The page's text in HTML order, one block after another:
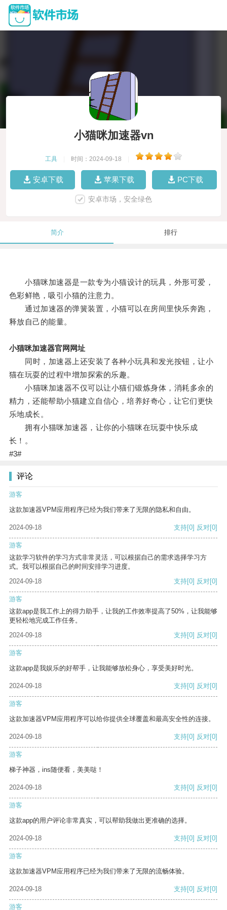
小猫咪加速器vn
工具 时间：2024-09-18
安卓下载 苹果下载 PC下载
安卓市场，安全绿色
简介 排行
小猫咪加速器是一款专为小猫设计的玩具，外形可爱，
色彩鲜艳，吸引小猫的注意力。
通过加速器的弹簧装置，小猫可以在房间里快乐奔跑，
释放自己的能量。
小猫咪加速器官网网址
同时，加速器上还安装了各种小玩具和发光按钮，让小
猫在玩耍的过程中增加探索的乐趣。
小猫咪加速器不仅可以让小猫们锻炼身体，消耗多余的
精力，还能帮助小猫建立自信心，培养好奇心，让它们更快
乐地成长。
拥有小猫咪加速器，让你的小猫咪在玩耍中快乐成
长！。
#3#
评论
游客
这款加速器VPM应用程序已经为我们带来了无限的隐私和自由。
2024-09-18 支持[0] 反对[0]
游客
这款学习软件的学习方式非常灵活，可以根据自己的需求选择学习方
式。我可以根据自己的时间安排学习进度。
2024-09-18
支持[0] 反对[0]
游客
这款app是我工作上的得力助手，让我的工作效率提高了50%，让我能够
更轻松地完成工作任务。
2024-09-18
支持[0] 反对[0]
游客
这款app是我娱乐的好帮手，让我能够放松身心，享受美好时光。
2024-09-18 支持[0] 反对[0]
游客
这款加速器VPM应用程序可以给你提供全球覆盖和最高安全性的连接。
2024-09-18 支持[0] 反对[0]
游客
梯子神器，ins随便看，美美哒！
2024-09-18 支持[0] 反对[0]
游客
这款app的用户评论非常真实，可以帮助我做出更准确的选择。
2024-09-18 支持[0] 反对[0]
游客
这款加速器VPM应用程序已经为我们带来了无限的流畅体验。
2024-09-18 支持[0] 反对[0]
游客